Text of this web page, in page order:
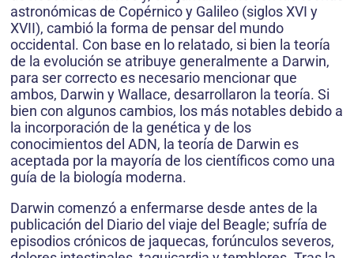
astronómicas de Copérnico y Galileo (siglos XVI y
XVII), cambió la forma de pensar del mundo
occidental. Con base en lo relatado, si bien la teoría
de la evolución se atribuye generalmente a Darwin,
para ser correcto es necesario mencionar que
ambos, Darwin y Wallace, desarrollaron la teoría. Si
bien con algunos cambios, los más notables debido a
la incorporación de la genética y de los
conocimientos del ADN, la teoría de Darwin es
aceptada por la mayoría de los científicos como una
guía de la biología moderna.
Darwin comenzó a enfermarse desde antes de la
publicación del Diario del viaje del Beagle; sufría de
episodios crónicos de jaquecas, forúnculos severos,